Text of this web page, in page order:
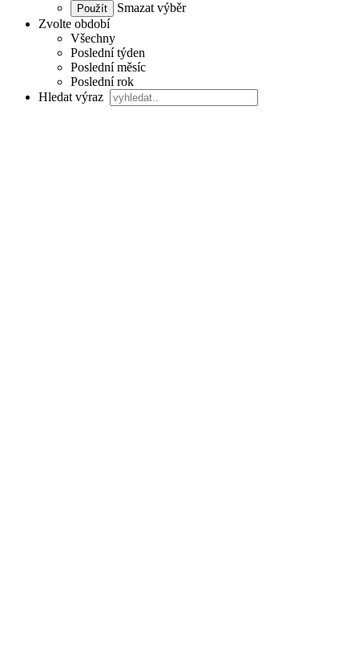
Smazat výběr
Zvolte období
Všechny
Poslední týden
Poslední měsíc
Poslední rok
Hledat výraz